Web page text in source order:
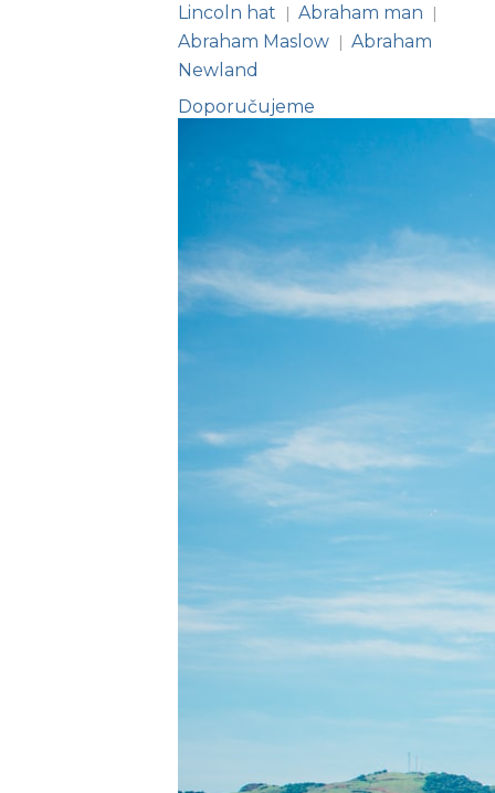
Lincoln hat
| Abraham man |
Abraham Maslow | Abraham
Newland
Doporučujeme